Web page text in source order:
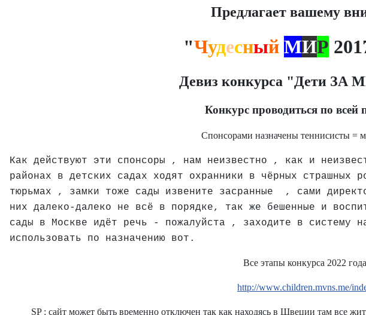
Предлагает вашему
"Чудесный МИР
Девиз конкурса "Дети ЗА
Конкурс проводиться по всей
Спонсорами назначены теннисисты =
Как действуют эти спонсоры , нам неизвестно , как и
районах в детских садах ходят охранники в чёрных
тюрьмах , замки тоже сады извените засранные , сами
них далеко-далеко не всё в порядке, так же бешенные и
сады в Москве идёт речь - пожалуйста , заходите в систему
использовать по назначению вот.
Все этапы конкурса 2022
http://www.children.mvns.me/
SP : сайт может быть временно отключен так как находясь в Швеции там все